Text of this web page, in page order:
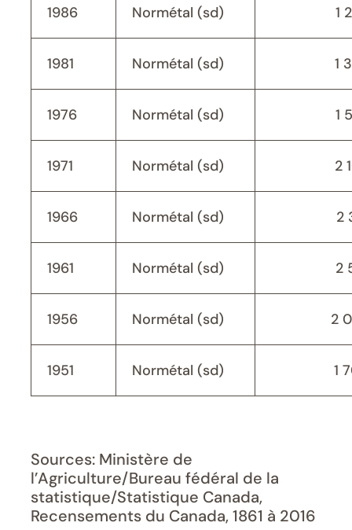
1986 Normétal (sd) 1
1981 Normétal (sd) 1
1976 Normétal (sd) 1
1971 Normétal (sd) 2
1966 Normétal (sd) 2
1961 Normétal (sd) 2
1956 Normétal (sd) 2
1951 Normétal (sd) 1
Sources: Ministère de
l’Agriculture/Bureau fédéral de la
statistique/Statistique Canada,
Recensements du Canada, 1861 à 2016